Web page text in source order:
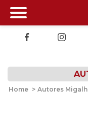
Home > Autores